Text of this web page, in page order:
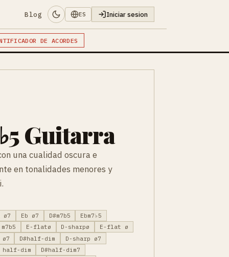
Blog ES Iniciar sesion
DE ACORDES
Guitarra
una cualidad oscura e
en tonalidades menores y
ø7 Eb ø7 D#m7b5
Ebm7♭5
E-flatø D-sharpø
E-flat ø
D#half-dim
D-sharp ø7
half-dim
D#half-dim7